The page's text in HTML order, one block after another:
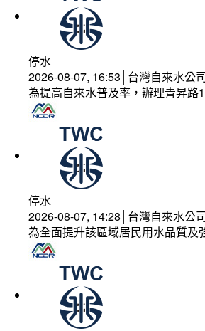
停水
2026-08-07, 16:53│台灣自來水公
為提高自來水普及率，辦理青昇
停水
2026-08-07, 14:28│台灣自來水公
為全面提升該區域居民用水品質